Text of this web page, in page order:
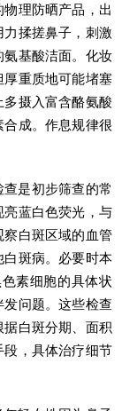
理防晒产品，出
揉搓鼻子，刺激
基酸洁面。化妆
重质地可能堵塞
摄入富含酪氨酸
成。作息规律很
是初步筛查的常
亮蓝白色荧光，与
白斑区域的血管
斑病。必要时本
素细胞的具体状
问题。这些检查
白斑分期、面积
，具体治疗细节